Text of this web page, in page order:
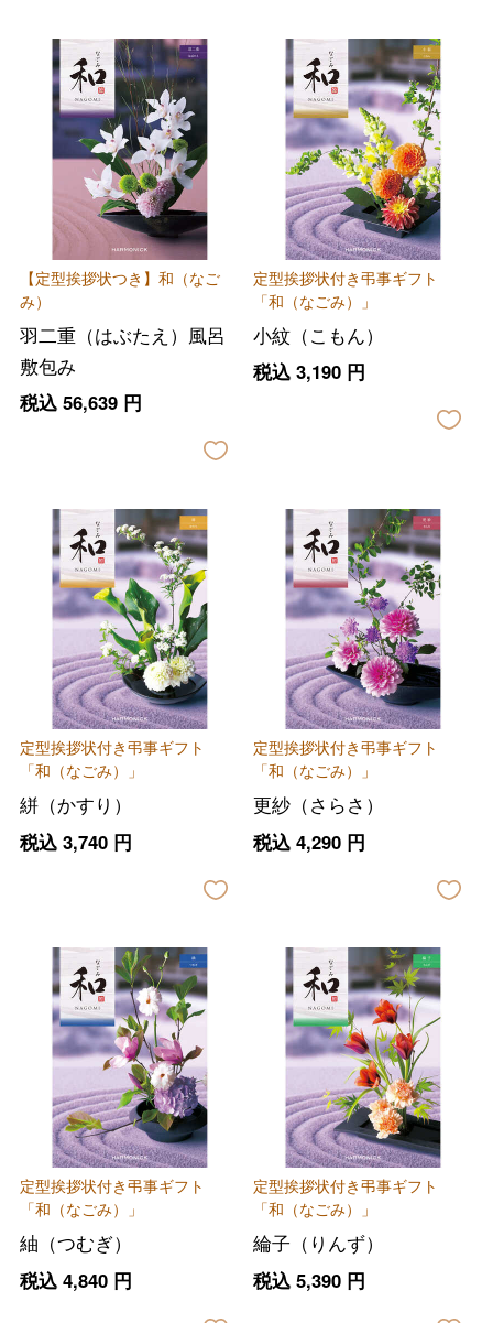
【定型挨拶状つき】和（なご
み）
羽二重（はぶたえ）風呂
敷包み
税込 56,639円
定型挨拶状付き弔事ギフト
「和（なごみ）」
小紋（こもん）
税込 3,190円
定型挨拶状付き弔事ギフト
「和（なごみ）」
絣（かすり）
税込 3,740円
定型挨拶状付き弔事ギフト
「和（なごみ）」
更紗（さらさ）
税込 4,290円
定型挨拶状付き弔事ギフト
「和（なごみ）」
紬（つむぎ）
税込 4,840円
定型挨拶状付き弔事ギフト
「和（なごみ）」
綸子（りんず）
税込 5,390円